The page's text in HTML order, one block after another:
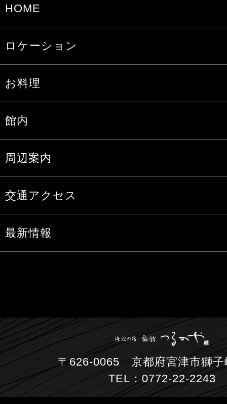
HOME
ロケーション
お料理
館内
周辺案内
交通アクセス
最新情報
〒626-0065 京都府宮津市獅子
TEL：0772-22-2243